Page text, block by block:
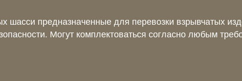
шасси предназначенные для перевозки взрывчатых
Могут комплектоваться согласно любым